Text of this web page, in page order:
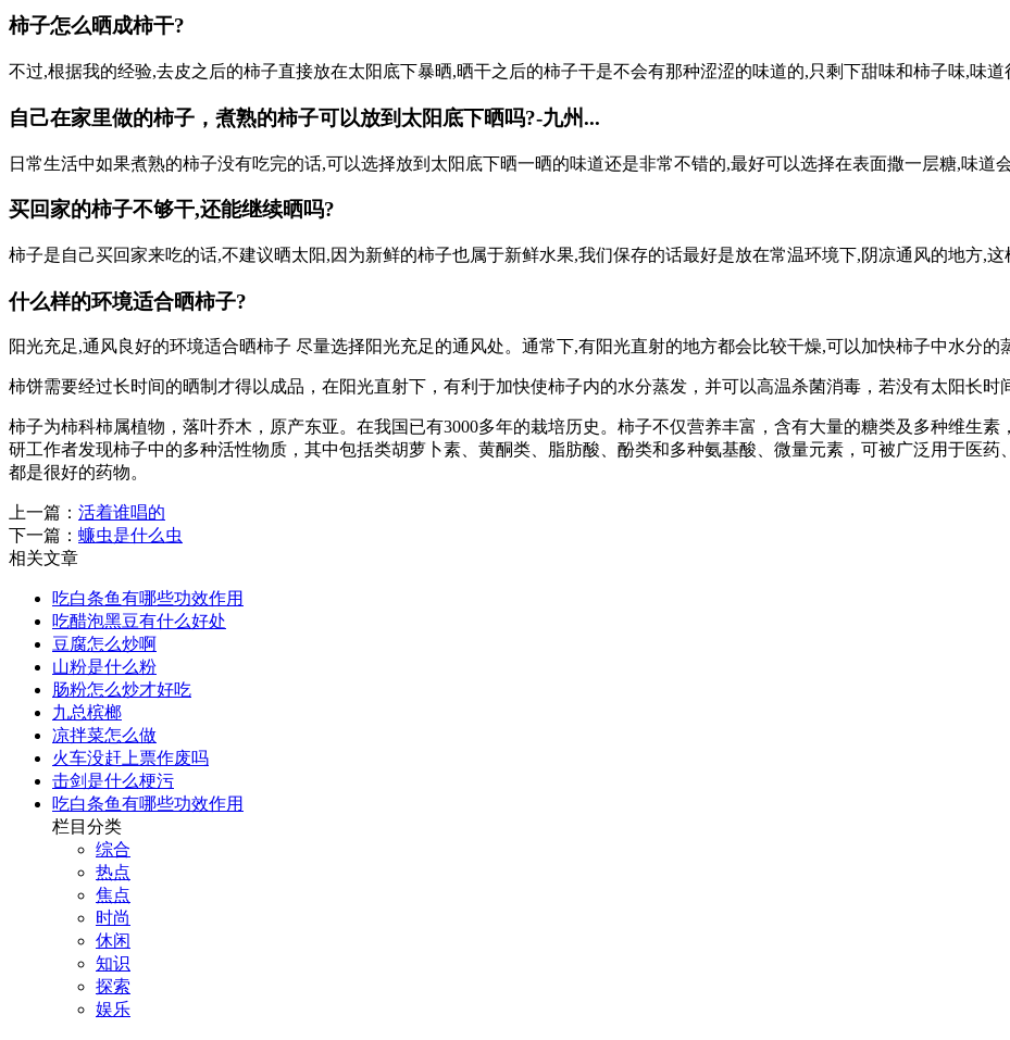
柿子怎么晒成柿干?
不过,根据我的经验,去皮之后的柿子直接放在太阳底下暴晒,晒干之后的柿子干是不会有那种涩涩的味道的,只剩下甜味和柿子味,味道
自己在家里做的柿子，煮熟的柿子可以放到太阳底下晒吗?-九州...
日常生活中如果煮熟的柿子没有吃完的话,可以选择放到太阳底下晒一晒的味道还是非常不错的,最好可以选择在表面撒一层糖,味道
买回家的柿子不够干,还能继续晒吗?
柿子是自己买回家来吃的话,不建议晒太阳,因为新鲜的柿子也属于新鲜水果,我们保存的话最好是放在常温环境下,阴凉通风的地方,这
什么样的环境适合晒柿子?
阳光充足,通风良好的环境适合晒柿子 尽量选择阳光充足的通风处。通常下,有阳光直射的地方都会比较干燥,可以加快柿子中水分的
柿饼需要经过长时间的晒制才得以成品，在阳光直射下，有利于加快使柿子内的水分蒸发，并可以高温杀菌消毒，若没有太阳长时
柿子为柿科柿属植物，落叶乔木，原产东亚。在我国已有3000多年的栽培历史。柿子不仅营养丰富，含有大量的糖类及多种维生
研工作者发现柿子中的多种活性物质，其中包括类胡萝卜素、黄酮类、脂肪酸、酚类和多种氨基酸、微量元素，可被广泛用于医
都是很好的药物。
上一篇： 活着谁唱的
下一篇： 蠊虫是什么虫
相关文章
吃白条鱼有哪些功效作用
吃醋泡黑豆有什么好处
豆腐怎么炒啊
山粉是什么粉
肠粉怎么炒才好吃
九总槟榔
凉拌菜怎么做
火车没赶上票作废吗
击剑是什么梗污
吃白条鱼有哪些功效作用
栏目分类
综合
热点
焦点
时尚
休闲
知识
探索
娱乐